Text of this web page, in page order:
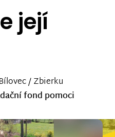
její
/ Zbierku
fond pomoci